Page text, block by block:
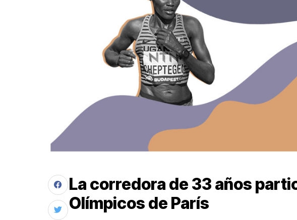
La corredora de 33 años
Olímpicos de París